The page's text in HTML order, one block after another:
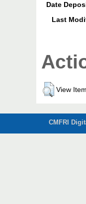
Date
Last
View Item
CMFRI